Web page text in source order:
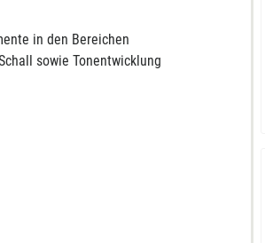
in den Bereichen
sowie Tonentwicklung